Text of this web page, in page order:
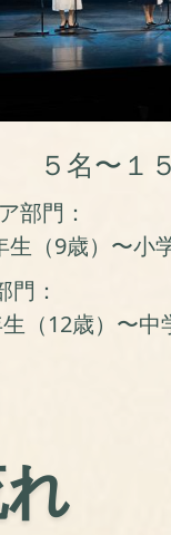
５名〜１
部門：
生（9歳）〜小
門：
（12歳）〜中